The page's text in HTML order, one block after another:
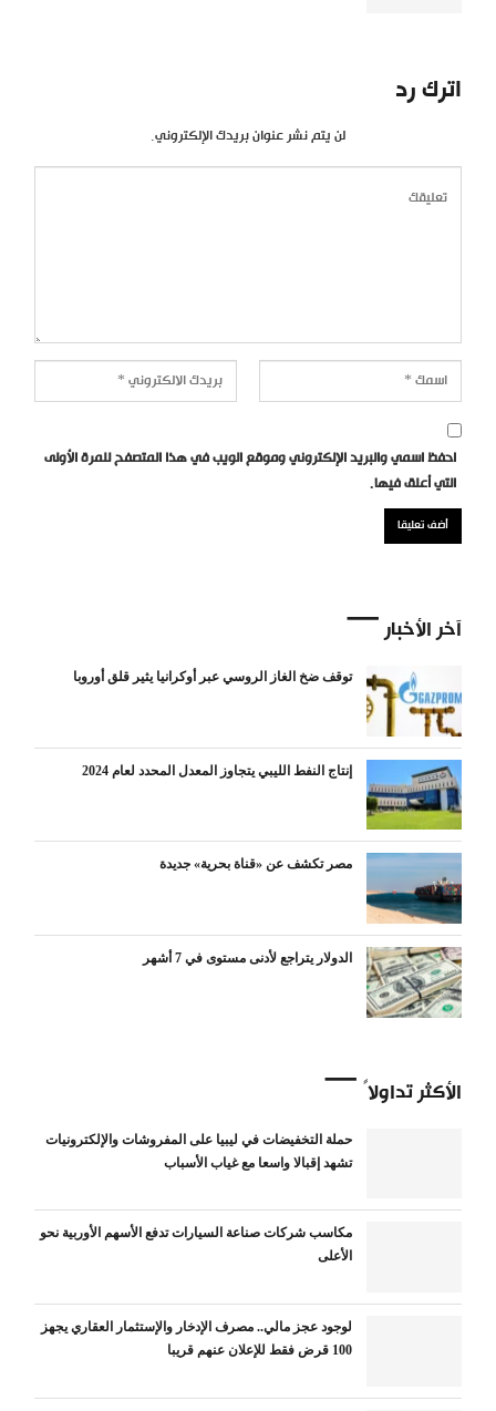
اترك رد
لن يتم نشر عنوان بريدك الإلكتروني.
احفظ اسمي والبريد الإلكتروني وموقع الويب في هذا المتصفح للمرة الأولى
التي أعلق فيها.
آخر الأخبار
توقف ضخ الغاز الروسي عبر أوكرانيا يثير قلق أوروبا
إنتاج النفط الليبي يتجاوز المعدل المحدد لعام 2024
مصر تكشف عن «قناة بحرية» جديدة
الدولار يتراجع لأدنى مستوى في 7 أشهر
الأكثر تداولاً
حملة التخفيضات في ليبيا على المفروشات والإلكترونيات
تشهد إقبالا واسعا مع غياب الأسباب
مكاسب شركات صناعة السيارات تدفع الأسهم الأوربية نحو
الأعلى
لوجود عجز مالي.. مصرف الإدخار والإستثمار العقاري يجهز
100 قرض فقط للإعلان عنهم قريبا